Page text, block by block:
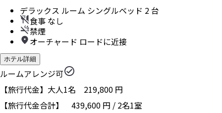
デラックス ルーム シングルベッド 2 台
食事 なし
禁煙
オーチャード ロードに近接
ホテル詳細
ルームアレンジ可
【旅行代金】大人1名 219,800 円
【旅行代金合計】 439,600 円 / 2名1室